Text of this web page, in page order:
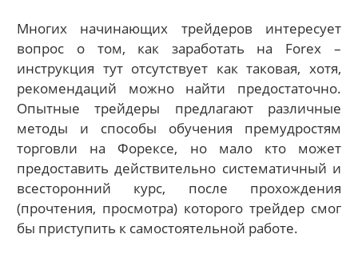
Многих начинающих трейдеров интересует
вопрос о том, как заработать на Forex –
инструкция тут отсутствует как таковая, хотя,
рекомендаций можно найти предостаточно.
Опытные трейдеры предлагают различные
методы и способы обучения премудростям
торговли на Форексе, но мало кто может
предоставить действительно систематичный и
всесторонний курс, после прохождения
(прочтения, просмотра) которого трейдер смог
бы приступить к самостоятельной работе.